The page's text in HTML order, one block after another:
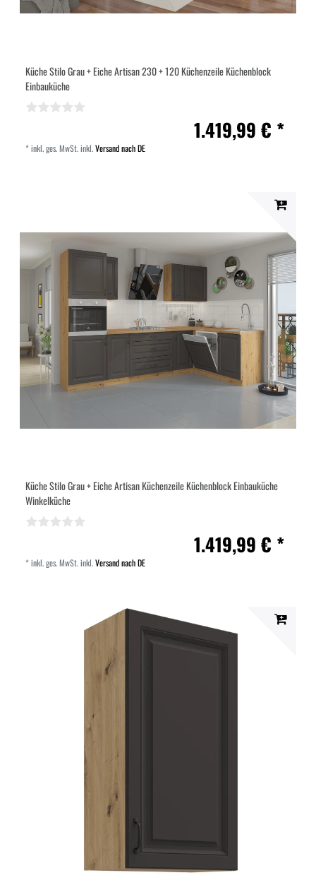
Küche Stilo Grau + Eiche Artisan 230 + 120 Küchenzeile Küchenblock
Einbauküche
1.419,99 € *
*inkl. ges. MwSt.inkl.Versand nach DE
Küche Stilo Grau + Eiche Artisan Küchenzeile Küchenblock Einbauküche
Winkelküche
1.419,99 € *
*inkl. ges. MwSt.inkl.Versand nach DE